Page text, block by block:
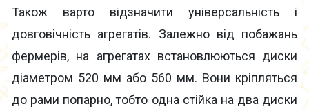
Також варто відзначити універсальність і
довговічність агрегатів. Залежно від побажань
фермерів, на агрегатах встановлюються диски
діаметром 520 мм або 560 мм. Вони кріпляться
до рами попарно, тобто одна стійка на два диски